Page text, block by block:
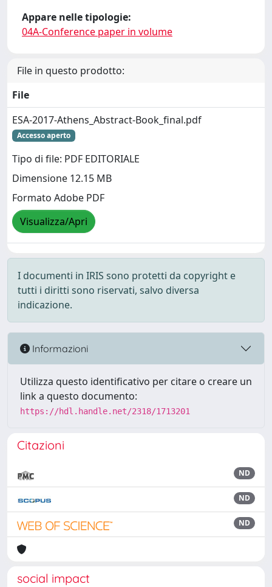
Appare nelle tipologie:
04A-Conference paper in volume
File in questo prodotto:
File
ESA-2017-Athens_Abstract-Book_final.pdf
Accesso aperto
Tipo di file: PDF EDITORIALE
Dimensione 12.15 MB
Formato Adobe PDF
Visualizza/Apri
I documenti in IRIS sono protetti da copyright e
tutti i diritti sono riservati, salvo diversa
indicazione.
Informazioni
Utilizza questo identificativo per citare o creare un
link a questo documento:
https://hdl.handle.net/2318/1713201
Citazioni
ND
ND
ND
social impact